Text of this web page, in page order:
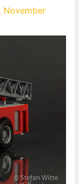
November